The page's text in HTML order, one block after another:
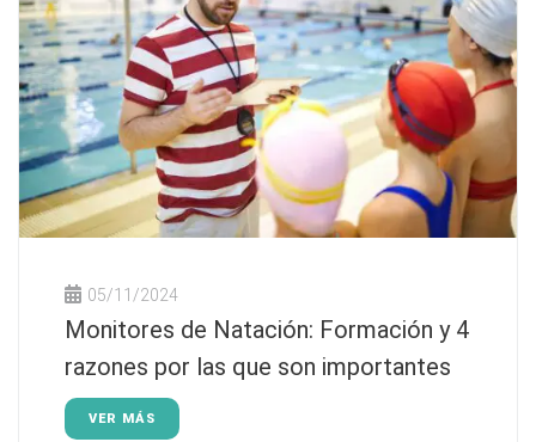
05/11/2024
Monitores de Natación: Formación y 4
razones por las que son importantes
VER MÁS